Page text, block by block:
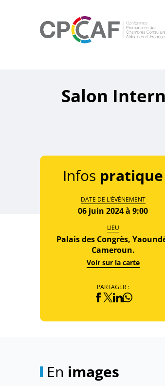
Salon
Infos pratique
DATE DE L'ÉVÈNEMENT
06 juin 2024 à 9:00
LIEU
Palais des Congrès,
Cameroun.
Voir sur la carte
PARTAGER :
En images